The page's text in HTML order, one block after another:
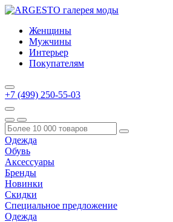
Женщины
Мужчины
Интерьер
Покупателям
+7 (499) 250-55-03
Одежда
Обувь
Аксессуары
Бренды
Новинки
Скидки
Специальное предложение
Одежда